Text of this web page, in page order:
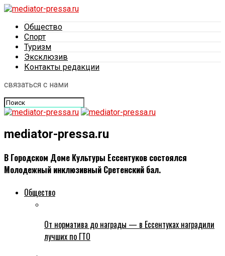
Общество
Спорт
Туризм
Эксклюзив
Контакты редакции
связаться с нами
mediator-pressa.ru
В Городском Доме Культуры Ессентуков состоялся
Молодежный инклюзивный Сретенский бал.
Общество
От норматива до награды — в Ессентуках наградили
лучших по ГТО